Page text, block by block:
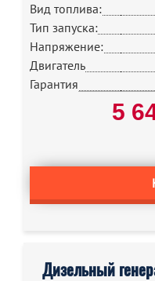
Вид топлива:
Тип запуска:
Напряжение:
Двигатель
Гарантия
5
Дизельный